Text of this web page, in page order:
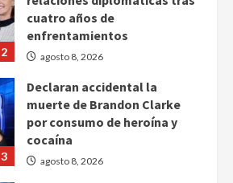
2
cuatro años de
enfrentamientos
agosto 8, 2026
3
Declaran accidental la
muerte de Brandon Clarke
por consumo de heroína y
cocaína
agosto 8, 2026